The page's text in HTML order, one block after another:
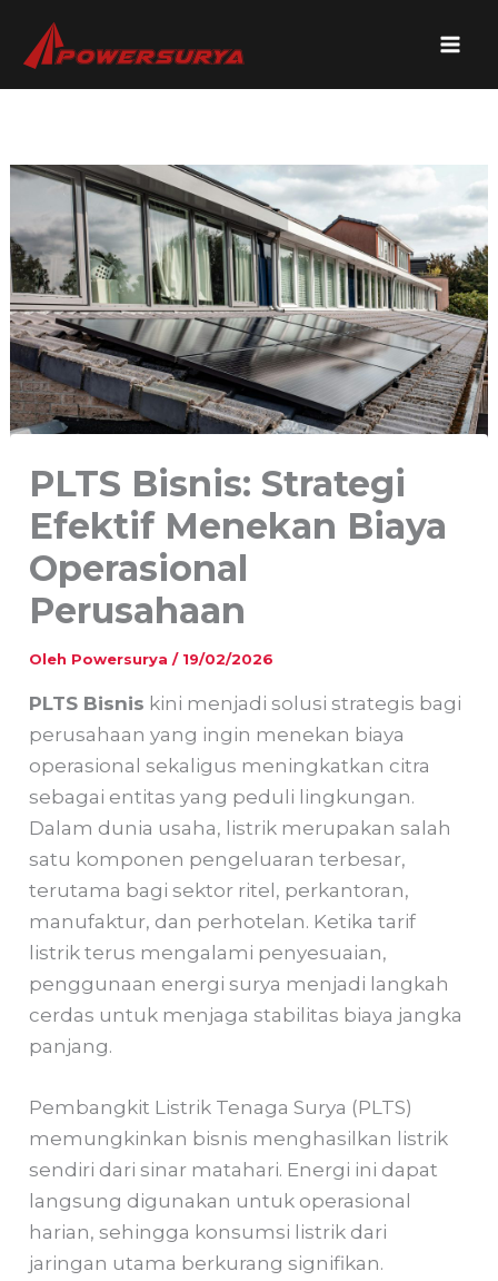
PLTS Bisnis: Strategi
Efektif Menekan Biaya
Operasional
Perusahaan
Oleh Powersurya/ 19/02/2026
PLTS Bisnis kini menjadi solusi strategis bagi
perusahaan yang ingin menekan biaya
operasional sekaligus meningkatkan citra
sebagai entitas yang peduli lingkungan.
Dalam dunia usaha, listrik merupakan salah
satu komponen pengeluaran terbesar,
terutama bagi sektor ritel, perkantoran,
manufaktur, dan perhotelan. Ketika tarif
listrik terus mengalami penyesuaian,
penggunaan energi surya menjadi langkah
cerdas untuk menjaga stabilitas biaya jangka
panjang.
Pembangkit Listrik Tenaga Surya (PLTS)
memungkinkan bisnis menghasilkan listrik
sendiri dari sinar matahari. Energi ini dapat
langsung digunakan untuk operasional
harian, sehingga konsumsi listrik dari
jaringan utama berkurang signifikan.